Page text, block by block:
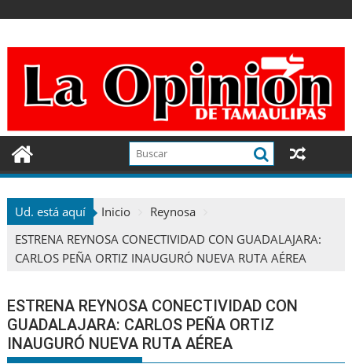
contenido
Ud. está aquí Inicio
Reynosa
ESTRENA REYNOSA CONECTIVIDAD CON GUADALAJARA:
CARLOS PEÑA ORTIZ INAUGURÓ NUEVA RUTA AÉREA
ESTRENA REYNOSA CONECTIVIDAD CON
GUADALAJARA: CARLOS PEÑA ORTIZ
INAUGURÓ NUEVA RUTA AÉREA